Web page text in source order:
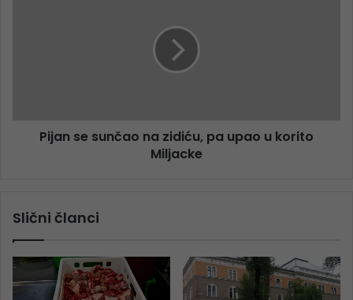
Pijan se sunčao na zidiću, pa upao u korito
Miljacke
Slični članci